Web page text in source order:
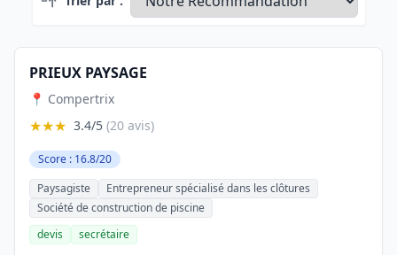
PRIEUX PAYSAGE
📍 Compertrix
★★★ 3.4/5 (20 avis)
Score : 16.8/20
Paysagiste
Entrepreneur spécialisé dans les clôtures
Société de construction de piscine
devis
secrétaire